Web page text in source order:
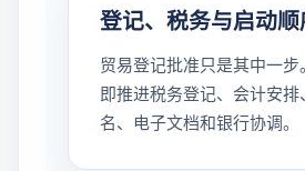
登记、税务与启动
贸易登记批准只是其中一步
即推进税务登记、会计安排
名、电子文档和银行协调。